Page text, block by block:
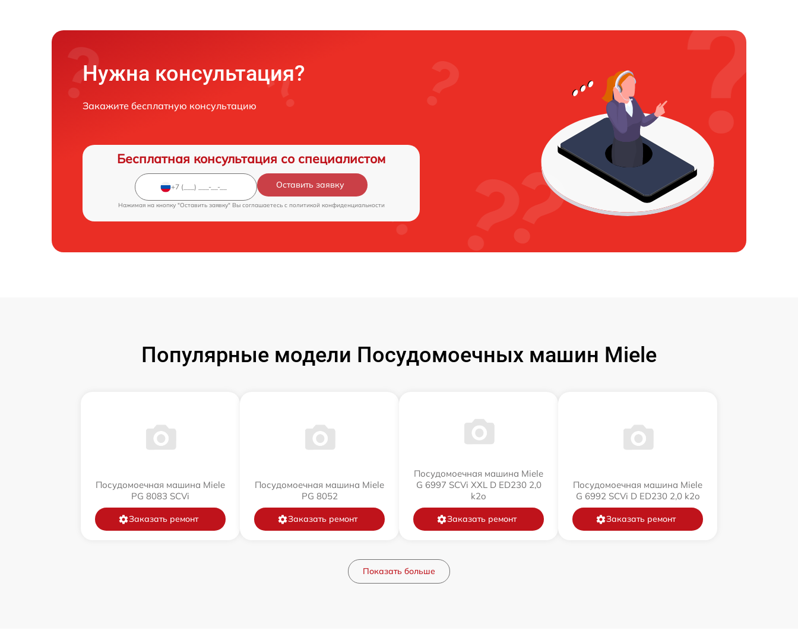
Нужна консультация?
Закажите бесплатную консультацию
Бесплатная консультация со специалистом
Оставить заявку
Нажимая на кнопку "Оставить заявку" Вы соглашаетесь c политикой конфиденциальности
Популярные модели Посудомоечных машин Miele
Посудомоечная машина Miele
PG 8083 SCVi
Заказать ремонт
Посудомоечная машина Miele
PG 8052
Заказать ремонт
Посудомоечная машина Miele
G 6997 SCVi XXL D ED230 2,0
k2o
Заказать ремонт
Посудомоечная машина Miele
G 6992 SCVi D ED230 2,0 k2o
Заказать ремонт
Показать больше